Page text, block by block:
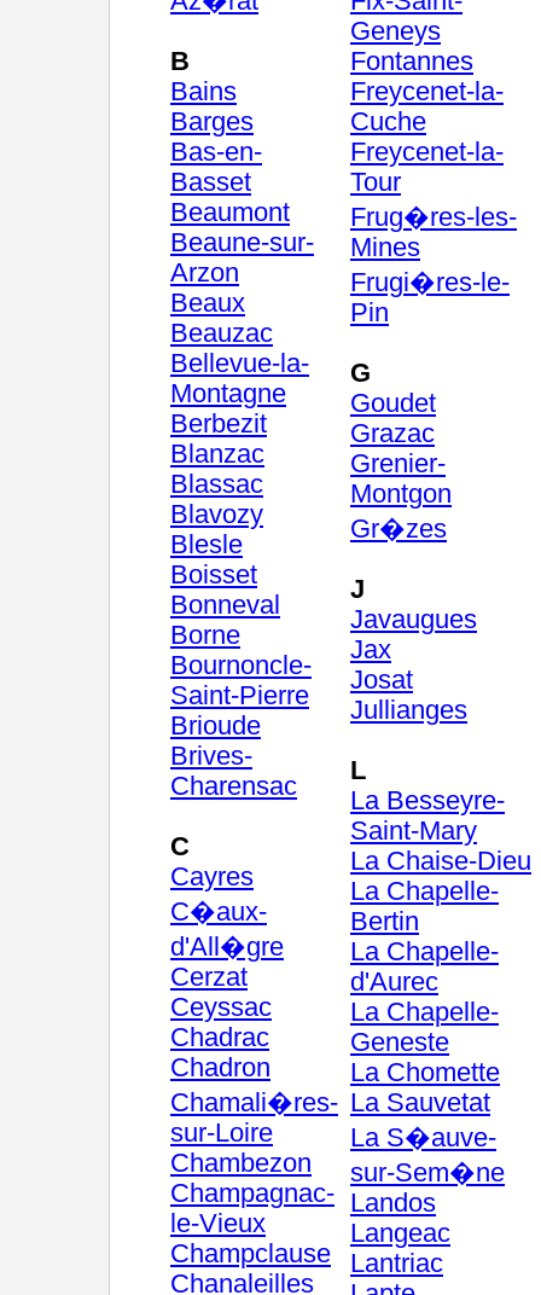
B
Bains
Barges
Bas-en-
Basset
Beaumont
Beaune-sur-
Arzon
Beaux
Beauzac
Bellevue-la-
Montagne
Berbezit
Blanzac
Blassac
Blavozy
Blesle
Boisset
Bonneval
Borne
Bournoncle-
Saint-Pierre
Brioude
Brives-
Charensac
C
Cayres
C�aux-
d'All�gre
Cerzat
Ceyssac
Chadrac
Chadron
Chamali�res-
sur-Loire
Chambezon
Champagnac-
le-Vieux
Champclause
Chanaleilles
Geneys
Fontannes
Freycenet-la-
Cuche
Freycenet-la-
Tour
Frug�res-les-
Mines
Frugi�res-le-
Pin
G
Goudet
Grazac
Grenier-
Montgon
Gr�zes
J
Javaugues
Jax
Josat
Jullianges
L
La Besseyre-
Saint-Mary
La Chaise-Dieu
La Chapelle-
Bertin
La Chapelle-
d'Aurec
La Chapelle-
Geneste
La Chomette
La Sauvetat
La S�auve-
sur-Sem�ne
Landos
Langeac
Lantriac